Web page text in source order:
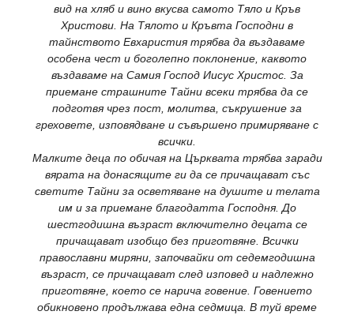
вид на хляб и вино вкусва самото Тяло и Кръв
Христови. На Тялото и Кръвта Господни в
тайнството Евхаристия трябва да въздаваме
особена чест и боголепно поклонение, каквото
въздаваме на Самия Господ Иисус Христос. За
приемане страшните Тайни всеки трябва да се
подготвя чрез пост, молитва, съкрушение за
греховете, изповядване и съвършено примиряване с
всички.
Малките деца по обичая на Църквата трябва заради
вярата на донасящите ги да се причащават със
светите Тайни за осветяване на душите и телата
им и за приемане благодатта Господня. До
шестгодишна възраст включително децата се
причащават изобщо без приготвяне. Всички
православни миряни, започвайки от седемгодишна
възраст, се причащават след изповед и надлежно
приготвяне, което се нарича говение. Говението
обикновено продължава една седмица. В туй време